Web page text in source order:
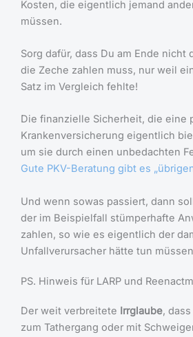
Kosten, die eigentlich jemand
müssen.
Sorg dafür, dass Du am Ende nicht
die Zeche zahlen muss, nur weil
Satz im Vergleich fehlte!
Die finanzielle Sicherheit, die eine
Krankenversicherung eigentlich
um sie durch einen unbedachten
Gute PKV-Beratung gibt es
Und wenn sowas passiert, dann
der im Beispielfall stümperhafte
zahlen, so wie es eigentlich der
Unfallverursacher hätte tun
PS. Hinweis für LARP und
Der weit verbreitete Irrglaube,
zum Tathergang oder mit